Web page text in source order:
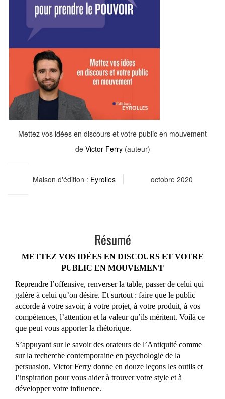
Mettez vos idées en discours et votre public en mouvement
de Victor Ferry(auteur)
Maison d'édition : Eyrolles octobre 2020
Résumé
METTEZ VOS IDÉES EN DISCOURS ET VOTRE
PUBLIC EN MOUVEMENT
Reprendre l’offensive, renverser la table, passer de celui qui
galère à celui qu’on désire. Et surtout : faire que le public
accorde à votre savoir, à votre projet, à votre produit, à vos
compétences, l’attention et la valeur qu’ils méritent. Voilà ce
que peut vous apporter la rhétorique.
S’appuyant sur le savoir des orateurs de l’Antiquité comme
sur la recherche contemporaine en psychologie de la
persuasion, Victor Ferry donne en douze leçons les outils et
l’inspiration pour vous aider à trouver votre style et à
développer votre influence.